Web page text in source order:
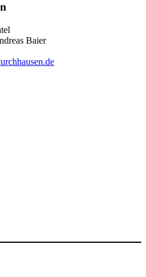
Baier